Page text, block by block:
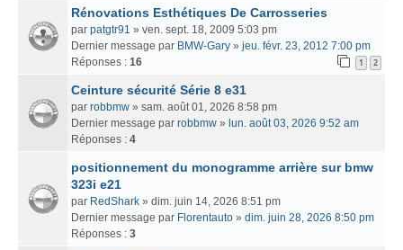
Rénovations Esthétiques De Carrosseries
par patgtr91 » ven. sept. 18, 2009 5:03 pm
Dernier message par BMW-Gary » jeu. févr. 23, 2012 7:00 pm
Réponses : 16 1 2
Ceinture sécurité Série 8 e31
par robbmw » sam. août 01, 2026 8:58 pm
Dernier message par robbmw » lun. août 03, 2026 9:52 am
Réponses : 4
positionnement du monogramme arrière sur bmw
323i e21
par RedShark » dim. juin 14, 2026 8:51 pm
Dernier message par Florentauto » dim. juin 28, 2026 8:50 pm
Réponses : 3